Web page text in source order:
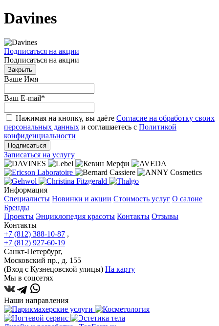
Davines
Подписаться на акции
Подписаться на акции
Закрыть
Ваше Имя
Ваш E-mail*
Нажимая на кнопку, вы даёте Согласие на обработку своих
персональных данных и соглашаетесь с Политикой
конфиденциальности
Подписаться
Записаться на услугу
Информация
Специалисты Новинки и акции Стоимость услуг О салоне
Бренды
Проекты Энциклопедия красоты Контакты Отзывы
Контакты
+7 (812) 388-10-87 ,
+7 (812) 927-60-19
Санкт-Петербург,
Московский пр., д. 155
(Вход с Кузнецовской улицы) На карту
Мы в соцсетях
Наши направления